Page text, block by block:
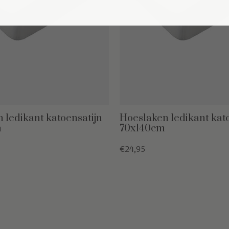
ledikant katoensatijn
Hoeslaken ledikant
70x140cm
€24,95